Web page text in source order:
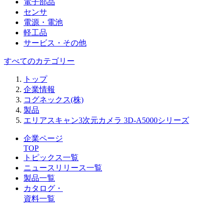
電子部品
センサ
電源・電池
軽工品
サービス・その他
すべてのカテゴリー
トップ
企業情報
コグネックス(株)
製品
エリアスキャン3次元カメラ 3D-A5000シリーズ
企業ページ
TOP
トピックス一覧
ニュースリリース一覧
製品一覧
カタログ・
資料一覧